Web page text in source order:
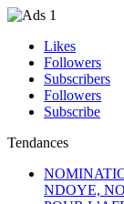
Likes
Followers
Subscribers
Followers
Subscribe
Tendances
NDOYE,